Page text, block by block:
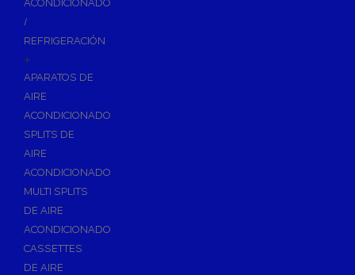
Asientos y Tapas de WC
Lavabos
Urinarios
Bidés
Vertederos Baño
Sanitarios Suspendidos
Placas de Accionamiento para Cisternas
Cisternas Empotradas
ACONDICIONADO
/
REFRIGERACIÓN
+
APARATOS DE
AIRE
ACONDICIONADO
SPLITS DE
AIRE
ACONDICIONADO
MULTI SPLITS
DE AIRE
ACONDICIONADO
CASSETTES
DE AIRE